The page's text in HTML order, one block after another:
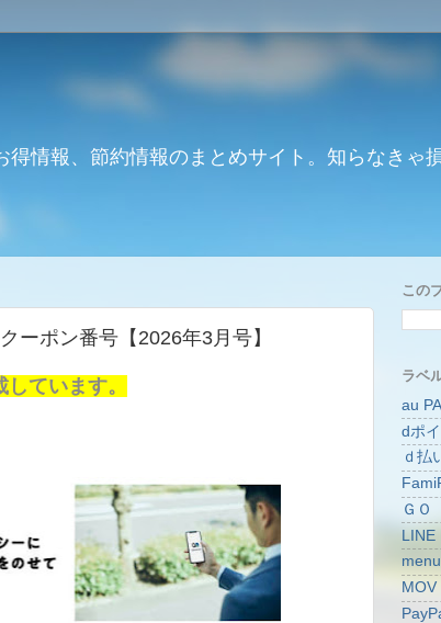
情報、節約情報のまとめサイト。知らなきゃ
ーポン番号【2026年3月号】
ています。
この
ラベ
au
dポ
ｄ払
ＧＯ
LINE
menu
MOV